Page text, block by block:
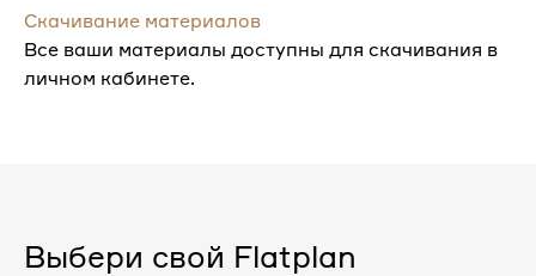
Скачивание материалов
Все ваши материалы доступны для скачивания в
личном кабинете.
Выбери свой Flatplan